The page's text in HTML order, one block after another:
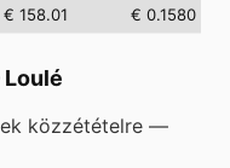
€ 158.01 € 0.1580
Loulé
közzétételre —